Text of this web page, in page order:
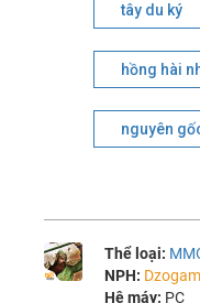
tây du ký
hồng hài
nguyên
Thể loại:
NPH:
Hệ máy: PC